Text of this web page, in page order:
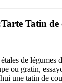
Tatin de
de
ou gratin,
une tatin de